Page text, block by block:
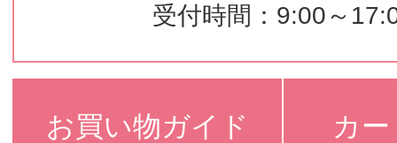
受付時間：9:00～
お買い物ガイド カ